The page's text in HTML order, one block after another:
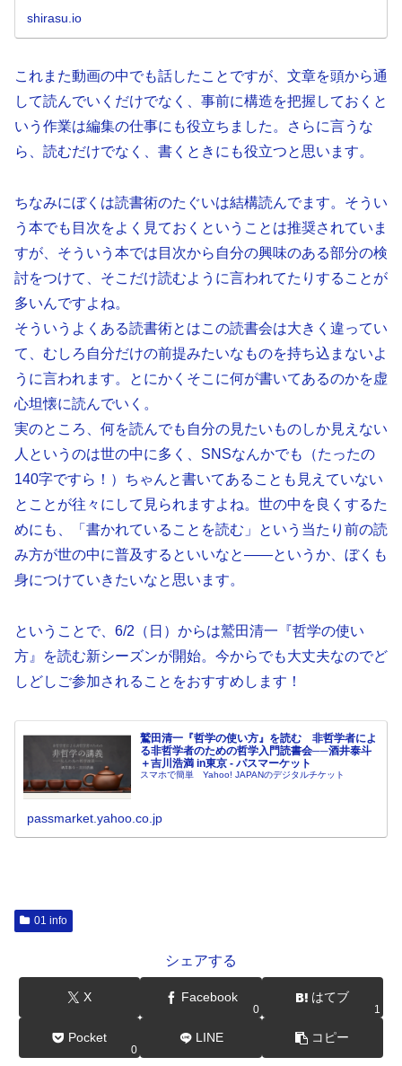
shirasu.io
これまた動画の中でも話したことですが、文章を頭から通
して読んでいくだけでなく、事前に構造を把握しておくと
いう作業は編集の仕事にも役立ちました。さらに言うな
ら、読むだけでなく、書くときにも役立つと思います。
ちなみにぼくは読書術のたぐいは結構読んでます。そうい
う本でも目次をよく見ておくということは推奨されていま
すが、そういう本では目次から自分の興味のある部分の検
討をつけて、そこだけ読むように言われてたりすることが
多いんですよね。
そういうよくある読書術とはこの読書会は大きく違ってい
て、むしろ自分だけの前提みたいなものを持ち込まないよ
うに言われます。とにかくそこに何が書いてあるのかを虚
心坦懐に読んでいく。
実のところ、何を読んでも自分の見たいものしか見えない
人というのは世の中に多く、SNSなんかでも（たったの
140字ですら！）ちゃんと書いてあることも見えていない
とことが往々にして見られますよね。世の中を良くするた
めにも、「書かれていることを読む」という当たり前の読
み方が世の中に普及するといいなと――というか、ぼくも
身につけていきたいなと思います。
ということで、6/2（日）からは鷲田清一『哲学の使い
方』を読む新シーズンが開始。今からでも大丈夫なのでど
しどしご参加されることをおすすめします！
鷲田清一『哲学の使い方』を読む 非哲学者によ
る非哲学者のための哲学入門読書会──酒井泰斗
＋吉川浩満 in東京 - パスマーケット
スマホで簡単 Yahoo! JAPANのデジタルチケット
passmarket.yahoo.co.jp
01 info
シェアする
X Facebook
0
はてブ
1
Pocket
0
LINE コピー